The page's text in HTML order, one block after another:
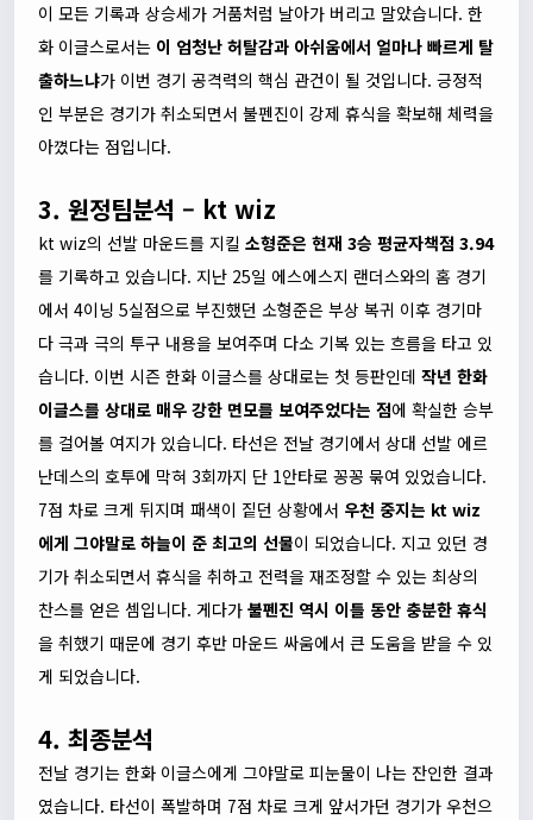
이 모든 기록과 상승세가 거품처럼 날아가 버리고 말았습니다. 한
화 이글스로서는 이 엄청난 허탈감과 아쉬움에서 얼마나 빠르게 탈
출하느냐가 이번 경기 공격력의 핵심 관건이 될 것입니다. 긍정적
인 부분은 경기가 취소되면서 불펜진이 강제 휴식을 확보해 체력을
아꼈다는 점입니다.
3. 원정팀분석 – kt wiz
kt wiz의 선발 마운드를 지킬 소형준은 현재 3승 평균자책점 3.94
를 기록하고 있습니다. 지난 25일 에스에스지 랜더스와의 홈 경기
에서 4이닝 5실점으로 부진했던 소형준은 부상 복귀 이후 경기마
다 극과 극의 투구 내용을 보여주며 다소 기복 있는 흐름을 타고 있
습니다. 이번 시즌 한화 이글스를 상대로는 첫 등판인데 작년 한화
이글스를 상대로 매우 강한 면모를 보여주었다는 점에 확실한 승부
를 걸어볼 여지가 있습니다. 타선은 전날 경기에서 상대 선발 에르
난데스의 호투에 막혀 3회까지 단 1안타로 꽁꽁 묶여 있었습니다.
7점 차로 크게 뒤지며 패색이 짙던 상황에서 우천 중지는 kt wiz
에게 그야말로 하늘이 준 최고의 선물이 되었습니다. 지고 있던 경
기가 취소되면서 휴식을 취하고 전력을 재조정할 수 있는 최상의
찬스를 얻은 셈입니다. 게다가 불펜진 역시 이틀 동안 충분한 휴식
을 취했기 때문에 경기 후반 마운드 싸움에서 큰 도움을 받을 수 있
게 되었습니다.
4. 최종분석
전날 경기는 한화 이글스에게 그야말로 피눈물이 나는 잔인한 결과
였습니다. 타선이 폭발하며 7점 차로 크게 앞서가던 경기가 우천으